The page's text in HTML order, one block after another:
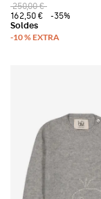
250,00 €
162,50 €
-35%